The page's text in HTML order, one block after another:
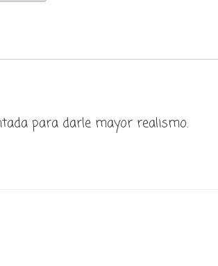
para darle mayor realismo.